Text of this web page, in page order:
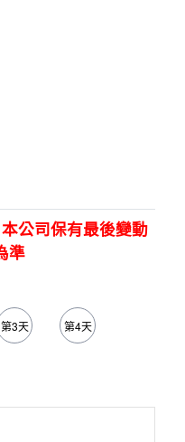
公司保有最後變動
準
第3天 第4天